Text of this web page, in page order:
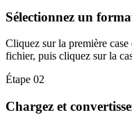
Sélectionnez un
Cliquez sur la première
fichier, puis cliquez sur la
Étape 02
Chargez et